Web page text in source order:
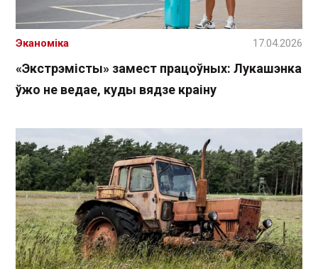
«Экстрэмісты» замест працоўных: Лукашэнка
ўжо не ведае, куды вядзе краіну
Эканоміка 17.04.2026